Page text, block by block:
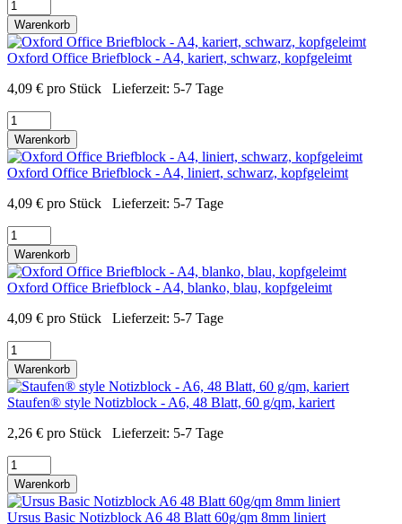
Warenkorb
Oxford Office Briefblock - A4, kariert, schwarz, kopfgeleimt
4,09 € pro Stück Lieferzeit: 5-7 Tage
Warenkorb
Oxford Office Briefblock - A4, liniert, schwarz, kopfgeleimt
4,09 € pro Stück Lieferzeit: 5-7 Tage
Warenkorb
Oxford Office Briefblock - A4, blanko, blau, kopfgeleimt
4,09 € pro Stück Lieferzeit: 5-7 Tage
Warenkorb
Staufen® style Notizblock - A6, 48 Blatt, 60 g/qm, kariert
2,26 € pro Stück Lieferzeit: 5-7 Tage
Warenkorb
Ursus Basic Notizblock A6 48 Blatt 60g/qm 8mm liniert